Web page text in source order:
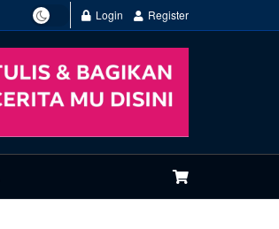
Login Register